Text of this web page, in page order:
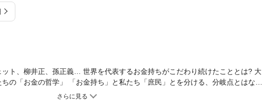
ト、柳井正、孫正義… 世界を代表するお金持ちがこだわり続けたこととは? 大
の「お金の哲学」 「お金持ち」と私たち「庶民」とを分ける、分岐点とはなん
などを1000冊以上読み、「成功要因」を調査してきた著者が、今作では、1億な